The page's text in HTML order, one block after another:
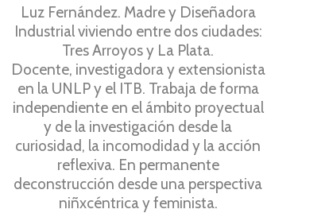
Luz Fernández. Madre y Diseñadora
Industrial viviendo entre dos ciudades:
Tres Arroyos y La Plata.
Docente, investigadora y extensionista
en la UNLP y el ITB. Trabaja de forma
independiente en el ámbito proyectual
y de la investigación desde la
curiosidad, la incomodidad y la acción
reflexiva. En permanente
deconstrucción desde una perspectiva
niñxcéntrica y feminista.